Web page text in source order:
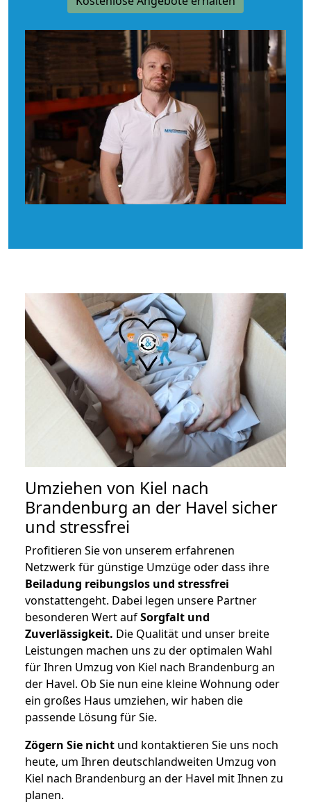
Umziehen von Kiel nach
Brandenburg an der Havel sicher
und stressfrei
Profitieren Sie von unserem erfahrenen
Netzwerk für günstige Umzüge oder dass ihre
Beiladung reibungslos und stressfrei
vonstattengeht. Dabei legen unsere Partner
besonderen Wert aufSorgfalt und
Zuverlässigkeit. Die Qualität und unser breite
Leistungen machen uns zu der optimalen Wahl
für Ihren Umzug von Kiel nach Brandenburg an
der Havel. Ob Sie nun eine kleine Wohnung oder
ein großes Haus umziehen, wir haben die
passende Lösung für Sie.
Zögern Sie nicht und kontaktieren Sie uns noch
heute, um Ihren deutschlandweiten Umzug von
Kiel nach Brandenburg an der Havel mit Ihnen zu
planen.